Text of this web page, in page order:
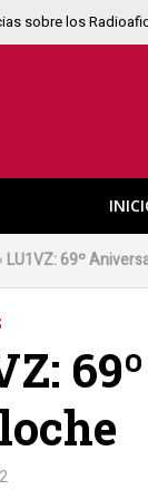
sobre los
LU1VZ: 69º